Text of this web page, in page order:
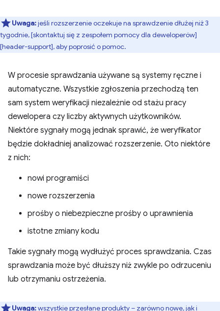
Uwaga:jeśli rozszerzenie oczekuje na sprawdzenie dłużej niż 3
tygodnie, [skontaktuj się z zespołem pomocy dla deweloperów]
[header-support], aby poprosić o pomoc.
W procesie sprawdzania używane są systemy ręczne i
automatyczne. Wszystkie zgłoszenia przechodzą ten
sam system weryfikacji niezależnie od stażu pracy
dewelopera czy liczby aktywnych użytkowników.
Niektóre sygnały mogą jednak sprawić, że weryfikator
będzie dokładniej analizować rozszerzenie. Oto niektóre
z nich:
nowi programiści
nowe rozszerzenia
prośby o niebezpieczne prośby o uprawnienia
istotne zmiany kodu
Takie sygnały mogą wydłużyć proces sprawdzania. Czas
sprawdzania może być dłuższy niż zwykle po odrzuceniu
lub otrzymaniu ostrzeżenia.
Uwaga:wszystkie przesłane produkty – zarówno nowe, jak i